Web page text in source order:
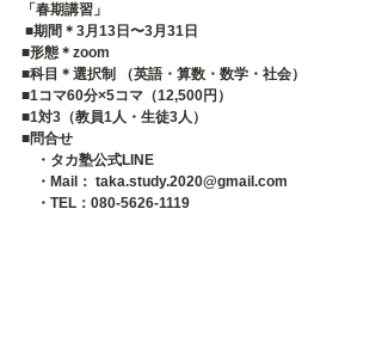
「春期講習」
■期間＊3月13日〜3月31日
■形態＊zoom
■科目＊選択制 （英語・算数・数学・社会）
■1コマ60分×5コマ（12,500円）
■1対3（教員1人・生徒3人）
■問合せ
・タカ塾公式LINE
・Mail： taka.study.2020@gmail.com
・TEL：080-5626-1119